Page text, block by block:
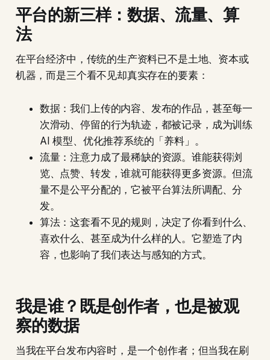
平台的新三样：数据、流量、算
法
在平台经济中，传统的生产资料已不是土地、资本或
机器，而是三个看不见却真实存在的要素：
数据：我们上传的内容、发布的作品，甚至每一
次滑动、停留的行为轨迹，都被记录，成为训练
AI 模型、优化推荐系统的「养料」。
流量：注意力成了最稀缺的资源。谁能获得浏
览、点赞、转发，谁就可能获得更多资源。但流
量不是公平分配的，它被平台算法所调配、分
发。
算法：这套看不见的规则，决定了你看到什么、
喜欢什么、甚至成为什么样的人。它塑造了内
容，也影响了我们表达与感知的方式。
我是谁？既是创作者，也是被观
察的数据
当我在平台发布内容时，是一个创作者；但当我在刷